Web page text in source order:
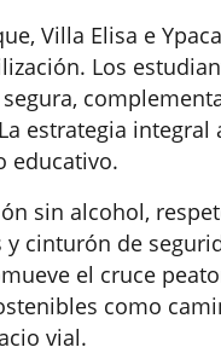
Villa Elisa e
Los
estrategia
educativo.
sin alcohol,
cinturón de
el cruce
como
vial.